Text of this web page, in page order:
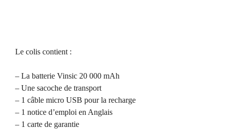
Le colis contient :
– La batterie Vinsic 20 000 mAh
– Une sacoche de transport
– 1 câble micro USB pour la recharge
– 1 notice d’emploi en Anglais
– 1 carte de garantie